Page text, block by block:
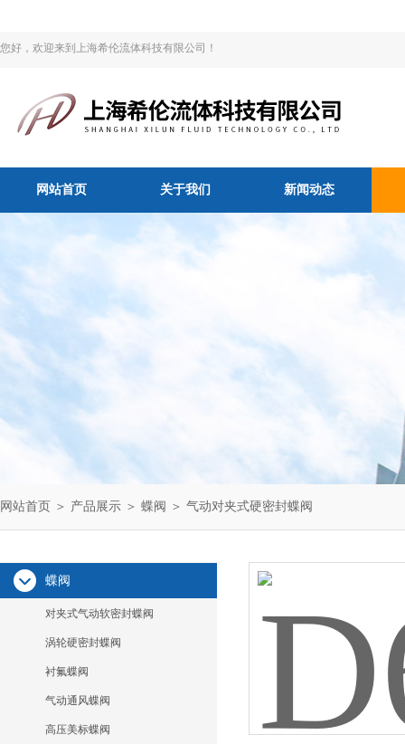
您好，欢迎来到上海希伦流体科技有限公司！
网站首页 关于我们 新闻动态
网站首页 ＞ 产品展示 ＞ 蝶阀 ＞ 气动对夹式硬密封蝶阀
蝶阀
对夹式气动软密封蝶阀
涡轮硬密封蝶阀
衬氟蝶阀
气动通风蝶阀
高压美标蝶阀